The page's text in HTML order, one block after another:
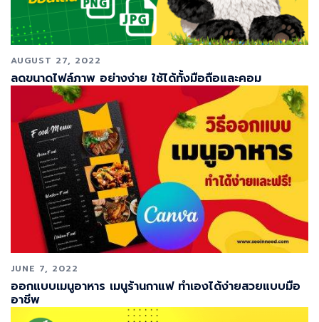
AUGUST 27, 2022
ลดขนาดไฟล์ภาพ อย่างง่าย ใช้ได้ทั้งมือถือและคอม
JUNE 7, 2022
ออกแบบเมนูอาหาร เมนูร้านกาแฟ ทำเองได้ง่ายสวยแบบมือ
อาชีพ